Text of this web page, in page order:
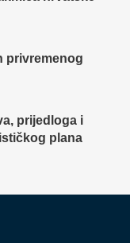
privremenog
prijedloga i
plana